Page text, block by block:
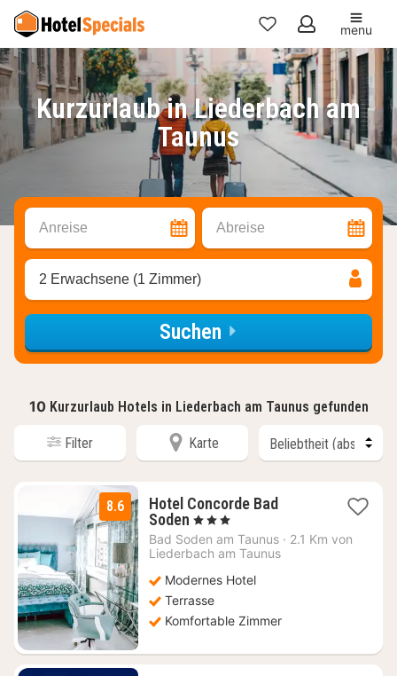
Meine
Favoriten
menu
Kurzurlaub in Liederbach am
Taunus
Anreise Abreise
2 Erwachsene (1 Zimmer)
Suchen
10 Kurzurlaub Hotels in Liederbach am Taunus gefunden
Filter Karte
8.6
Hotel Concorde Bad
Soden 1
Nacht
ab
€
, 3 Sterne
Bad Soden am Taunus · 2.1 Km von
Liederbach am Taunus
Modernes Hotel
Terrasse
Komfortable Zimmer